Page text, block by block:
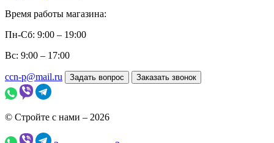
Время работы магазина:
Пн-Сб: 9:00 – 19:00
Вс: 9:00 – 17:00
ccn-p@mail.ru Задать вопрос Заказать звонок
© Стройте с нами – 2026